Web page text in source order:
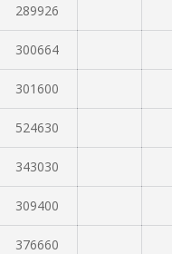
289926
300664
301600
524630
343030
309400
376660